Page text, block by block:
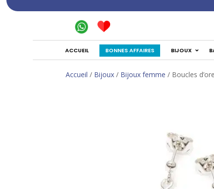
ACCUEIL BONNES AFFAIRES BIJOUX
Accueil / Bijoux / Bijoux femme / Boucles